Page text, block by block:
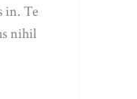
in. Te
nihil